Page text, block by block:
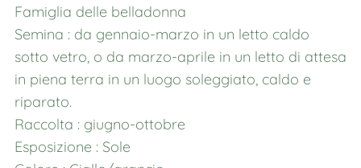
Famiglia delle belladonna
Semina : da gennaio-marzo in un letto caldo
sotto vetro, o da marzo-aprile in un letto di attesa
in piena terra in un luogo soleggiato, caldo e
riparato.
Raccolta : giugno-ottobre
Esposizione : Sole